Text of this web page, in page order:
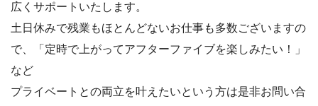
広くサポートいたします。
土日休みで残業もほとんどないお仕事も多数ございますの
で、「定時で上がってアフターファイブを楽しみたい！」
など
プライベートとの両立を叶えたいという方は是非お問い合